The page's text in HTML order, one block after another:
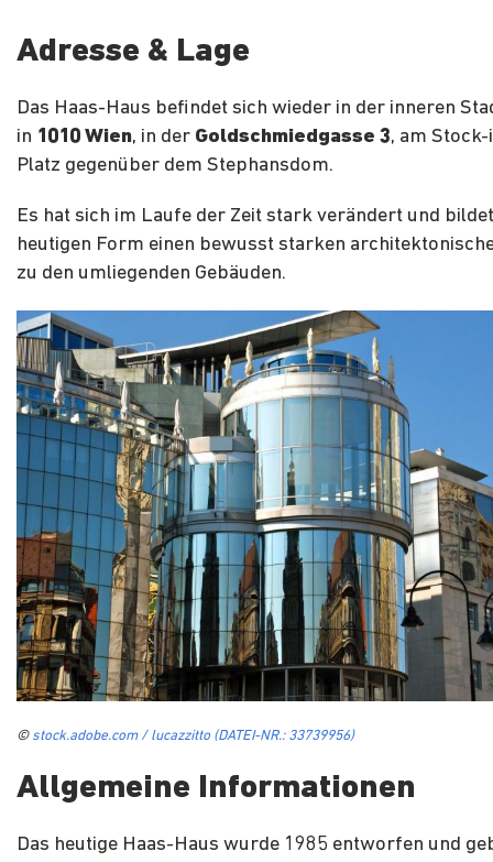
Adresse & Lage
Das Haas-Haus befindet sich wieder in der inneren
in 1010 Wien, in der Goldschmiedgasse 3, am
Platz gegenüber dem Stephansdom.
Es hat sich im Laufe der Zeit stark verändert und
heutigen Form einen bewusst starken
zu den umliegenden Gebäuden.
© stock.adobe.com / lucazzitto (DATEI-NR.: 33739956)
Allgemeine Informationen
Das heutige Haas-Haus wurde 1985 entworfen und